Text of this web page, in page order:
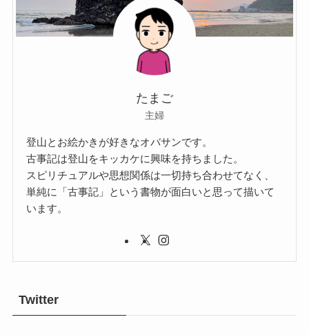
たまご
主婦
登山とお絵かきが好きなオバサンです。
古事記は登山をキッカケに興味を持ちました。
スピリチュアルや思想関係は一切持ち合わせてなく、
単純に「古事記」という書物が面白いと思って描いて
います。
Twitter